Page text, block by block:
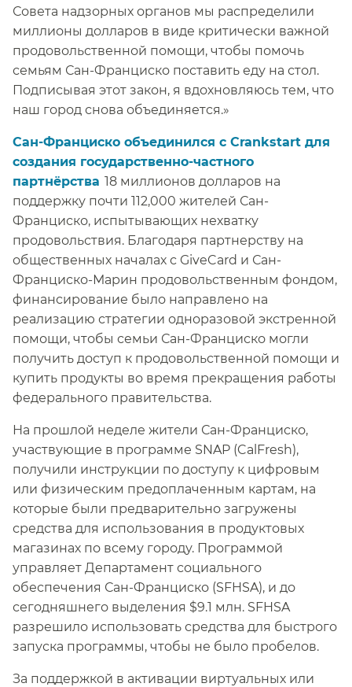
Совета надзорных органов мы распределили
миллионы долларов в виде критически важной
продовольственной помощи, чтобы помочь
семьям Сан-Франциско поставить еду на стол.
Подписывая этот закон, я вдохновляюсь тем, что
наш город снова объединяется.»​​
Сан-Франциско объединился с Crankstart для
создания государственно-частного
партнёрства​​ 18 миллионов долларов на
поддержку почти 112,000 жителей Сан-
Франциско, испытывающих нехватку
продовольствия. Благодаря партнерству на
общественных началах с GiveCard и Сан-
Франциско-Марин продовольственным фондом,
финансирование было направлено на
реализацию стратегии одноразовой экстренной
помощи, чтобы семьи Сан-Франциско могли
получить доступ к продовольственной помощи и
купить продукты во время прекращения работы
федерального правительства.​​
На прошлой неделе жители Сан-Франциско,
участвующие в программе SNAP (CalFresh),
получили инструкции по доступу к цифровым
или физическим предоплаченным картам, на
которые были предварительно загружены
средства для использования в продуктовых
магазинах по всему городу. Программой
управляет Департамент социального
обеспечения Сан-Франциско (SFHSA), и до
сегодняшнего выделения $9.1 млн. SFHSA
разрешило использовать средства для быстрого
запуска программы, чтобы не было пробелов.​​
За поддержкой в активации виртуальных или